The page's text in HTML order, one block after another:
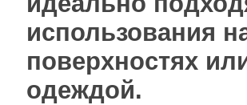
использования
поверхностях
одеждой.